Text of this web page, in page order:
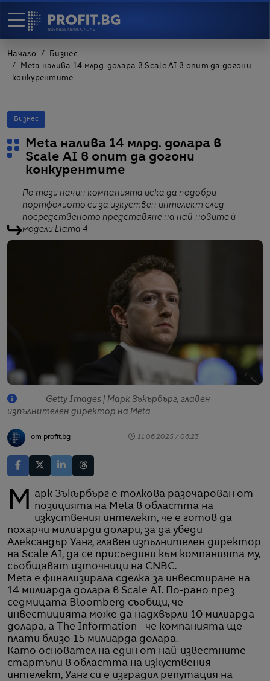
Начало
Бизнес
Meta налива 14 млрд. долара в Scale AI в опит да догони
конкурентите
Бизнес
Meta налива 14 млрд. долара в
Scale AI в опит да догони
конкурентите
По този начин компанията иска да подобри
портфолиото си за изкуствен интелект след
посредственото представяне на най-новите ѝ
модели Llama 4
Getty Images | Марк Зъкърбърг, главен
изпълнителен директор на Meta
от profit.bg 11.06.2025 / 06:23
Марк Зъкърбърг е толкова разочарован от
позицията на Meta в областта на
изкуствения интелект, че е готов да
похарчи милиарди долари, за да убеди
Александър Уанг, главен изпълнителен директор
на Scale AI, да се присъедини към компанията му,
съобщават източници на CNBC.
Meta e финализирала сделка за инвестиране на
14 милиарда долара в Scale AI. По-рано през
седмицата Bloomberg съобщи, че
инвестицията може да надхвърли 10 милиарда
долара, а The Information - че компанията ще
плати близо 15 милиарда долара.
Като основател на един от най-известните
стартъпи в областта на изкуствения
интелект, Уанг си е изградил репутация на